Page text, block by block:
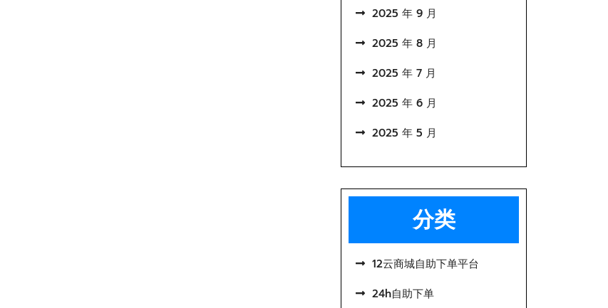
2025 年 9 月
2025 年 8 月
2025 年 7 月
2025 年 6 月
2025 年 5 月
分类
12云商城自助下单平台
24h自助下单